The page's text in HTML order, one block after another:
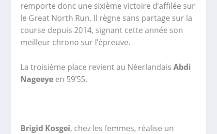
remporte donc une sixième victoire d’affilée sur
le Great North Run. Il règne sans partage sur la
course depuis 2014, signant cette année son
meilleur chrono sur l’épreuve.
La troisième place revient au NéerlandaisAbdi
Nageeye en 59’55.
Brigid Kosgei, chez les femmes, réalise un